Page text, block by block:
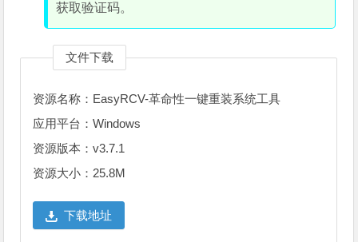
获取验证码。
文件下载
资源名称：EasyRCV-革命性一键重装系统工具
应用平台：Windows
资源版本：v3.7.1
资源大小：25.8M
下载地址